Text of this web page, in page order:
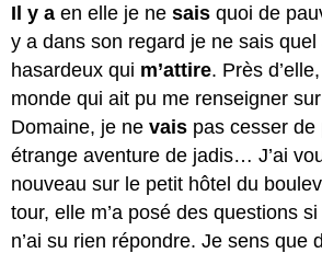
Il y a en elle je nesais quoi de
y a dans son regard je ne sais
hasardeux qui m’attire. Près
monde qui ait pu me renseigner
Domaine, je nevais pas cesser de
étrange aventure de jadis… J’ai
nouveau sur le petit hôtel du
tour, elle m’a posé des questions
n’ai su rien répondre. Je sens que